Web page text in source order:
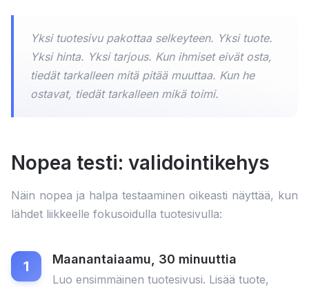
Yksi tuotesivu pakottaa selkeyteen. Yksi tuote.
Yksi hinta. Yksi tarjous. Kun ihmiset eivät osta,
tiedät tarkalleen mitä pitää muuttaa. Kun he
ostavat, tiedät tarkalleen mikä toimi.
Nopea testi: validointikehys
Näin nopea ja halpa testaaminen oikeasti näyttää, kun
lähdet liikkeelle fokusoidulla tuotesivulla:
Maanantaiaamu, 30 minuuttia
Luo ensimmäinen tuotesivusi. Lisää tuote,